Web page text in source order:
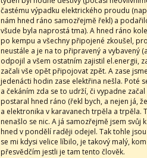
častému výpadku elektrického proudu
nám hned ráno samozřejmě řekl) a
všude byla naprostá tma). A hned ráno
po kempu a všechny připojené zkoušel,
neustále a je na to připravený a vybavený
odpojil a všem ostatním zajistil el.energii,
začali vše opět připojovat zpět. A zase
jedenácti hodin zase elektřina nešla. Poté
a čekáním zda se to udrží, či vypadne
postaral hned ráno (řekl bych, a nejen já,
a elektronika v karavanech trpěla a
nenašlo se nic. A já samozřejmě jsem
hned v pondělí raději odejel. Tak tohle
se mi kdysi velice líbilo, je takový malý,
přesvědčím jestli je tam tento člověk.